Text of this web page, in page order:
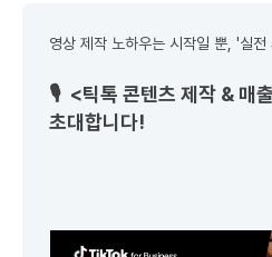
영상 제작 노하우는 시작일 뿐, '실
🎙️ <틱톡 콘텐츠 제작 & 매
초대합니다!